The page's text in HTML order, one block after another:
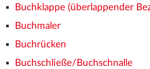
Buchklappe (überlappender
Buchmaler
Buchrücken
Buchschließe/Buchschnalle